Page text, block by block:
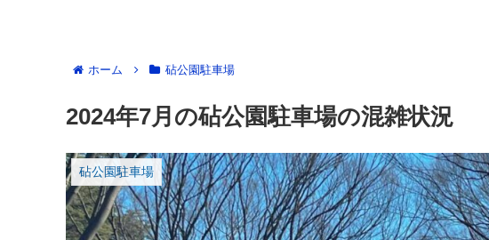
ホーム 砧公園駐車場
2024年7月の砧公園駐車場の混雑状況
砧公園駐車場